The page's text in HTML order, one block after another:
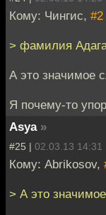
Кому: Чингис, #2
> фамилия
А это значимое
Я почему-то
Asya »
#25 | 02.03.13 14:31
Кому: Abrikosov,
> А это